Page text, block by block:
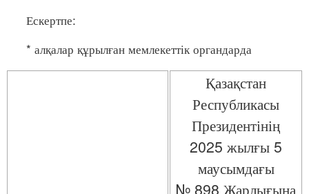
Ескертпе:
* алқалар құрылған мемлекеттік органдарда
Қазақстан
Республикасы
Президентінің
2025 жылғы 5
маусымдағы
№ 898 Жарлығына